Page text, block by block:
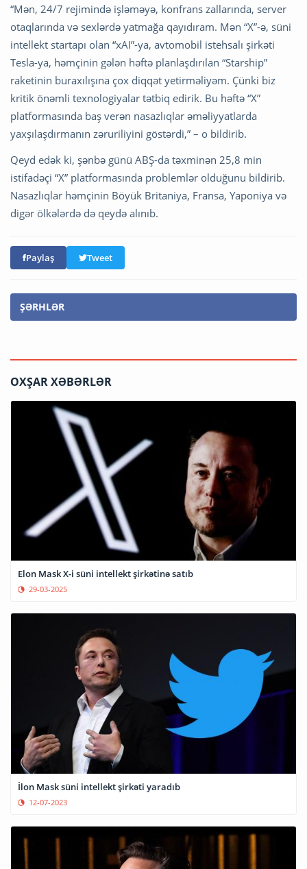
“Mən, 24/7 rejimində işləməyə, konfrans zallarında, server
otaqlarında və sexlərdə yatmağa qayıdıram. Mən “X”-ə, süni
intellekt startapı olan “xAI”-ya, avtomobil istehsalı şirkəti
Tesla-ya, həmçinin gələn həftə planlaşdırılan “Starship”
raketinin buraxılışına çox diqqət yetirməliyəm. Çünki biz
kritik önəmli texnologiyalar tətbiq edirik. Bu həftə “X”
platformasında baş verən nasazlıqlar əməliyyatlarda
yaxşılaşdırmanın zəruriliyini göstərdi,” – o bildirib.
Qeyd edək ki, şənbə günü ABŞ-da təxminən 25,8 min
istifadəçi “X” platformasında problemlər olduğunu bildirib.
Nasazlıqlar həmçinin Böyük Britaniya, Fransa, Yaponiya və
digər ölkələrdə də qeydə alınıb.
Paylaş Tweet
ŞƏRHLƏR
OXŞAR XƏBƏRLƏR
Elon Mask X-i süni intellekt şirkətinə satıb
29-03-2025
İlon Mask süni intellekt şirkəti yaradıb
12-07-2023